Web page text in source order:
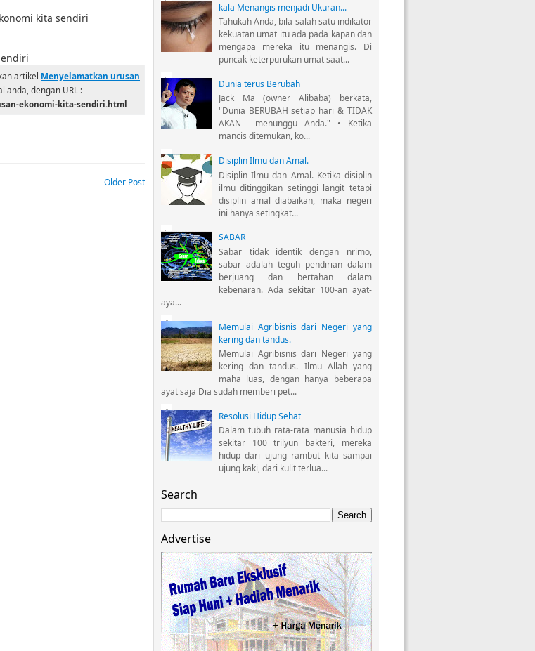
kita sendiri
artikel Menyelamatkan urusan
anda, dengan URL :
ekonomi-kita-sendiri.html
Older Post
kala Menangis menjadi Ukuran...
Tahukah Anda, bila salah satu indikator
kekuatan umat itu ada pada kapan dan
mengapa mereka itu menangis. Di
puncak keterpurukan umat saat...
Dunia terus Berubah
Jack Ma (owner Alibaba) berkata,
"Dunia BERUBAH setiap hari & TIDAK
AKAN menunggu Anda." • Ketika
mancis ditemukan, ko...
Disiplin Ilmu dan Amal.
Disiplin Ilmu dan Amal. Ketika disiplin
ilmu ditinggikan setinggi langit tetapi
disiplin amal diabaikan, maka negeri
ini hanya setingkat...
SABAR
Sabar tidak identik dengan nrimo,
sabar adalah teguh pendirian dalam
berjuang dan bertahan dalam
kebenaran. Ada sekitar 100-an ayat-
aya...
Memulai Agribisnis dari Negeri yang
kering dan tandus.
Memulai Agribisnis dari Negeri yang
kering dan tandus. Ilmu Allah yang
maha luas, dengan hanya beberapa
ayat saja Dia sudah memberi pet...
Resolusi Hidup Sehat
Dalam tubuh rata-rata manusia hidup
sekitar 100 trilyun bakteri, mereka
hidup dari ujung rambut kita sampai
ujung kaki, dari kulit terlua...
Search
Advertise